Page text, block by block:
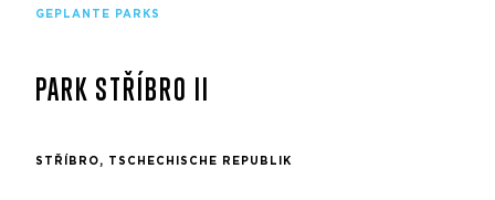
GEPLANTE PARKS
PARK STŘÍBRO II
STŘÍBRO, TSCHECHISCHE REPUBLIK